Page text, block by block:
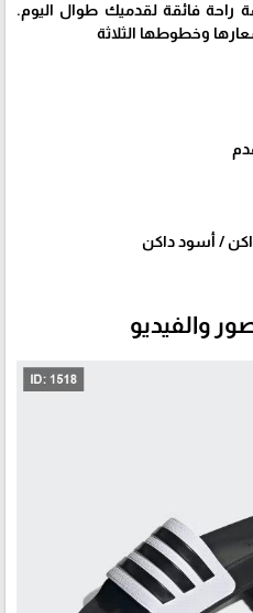
راحة فائقة لقدميك طوال اليوم.
وخطوطها الثلاثة
/ أسود داكن
والفيديو